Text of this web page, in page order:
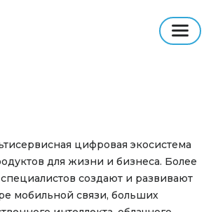
цифровая экосистема
для жизни и бизнеса. Более
создают и развивают
мобильной связи, больших